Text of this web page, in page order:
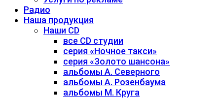
Радио
Наша продукция
Наши CD
все CD студии
серия «Ночное такси»
серия «Золото шансона»
альбомы А. Северного
альбомы А. Розенбаума
альбомы М. Круга